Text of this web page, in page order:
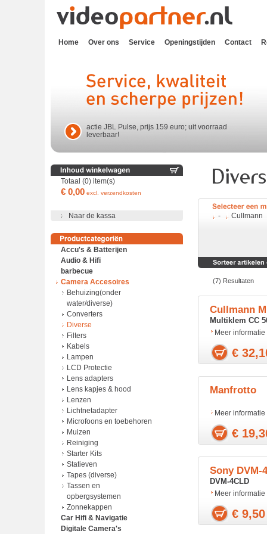
Home Over ons Service Openingstijden Contact
actie JBL Pulse, prijs 159 euro; uit voorraad
leverbaar!
Totaal (0) item(s)
€ 0,00 excl. verzendkosten
Naar de kassa
Accu's & Batterijen
Accu's en batterijen
Adapter
batterij lader
Batterijen
Laders
Power Bank
Voedingkabels
Audio & Hifi
Audio Tapes
Bluetooth speakers
CD/DVD/MiniDisc/Diverse
MEDIA
Compact hifi-systeem
DAT recording tape
Dictafoon
Discman CD/MP3
Earphone
HDMI
Home Cinema Sets
Hoofdtelefoons
Kabels
Klokken en wekkers
Luidsprekers
Microfoons en toebehoren
MP3 speler Accessoires
MP3 spelers
Radio's
Receivers
Soundbars
Tassen en
opbergsystemen
Voedingkabels
barbecue
BBQ
Camera Accesoires
Behuizing(onder
water/diverse)
Converters
Diverse
Filters
Kabels
Lampen
LCD Protectie
Lens adapters
Lens kapjes & hood
Lenzen
Lichtnetadapter
Microfoons en toebehoren
Muizen
Reiniging
Starter Kits
Statieven
Tapes (diverse)
Tassen en
opbergsystemen
Zonnekappen
Car Hifi & Navigatie
Laders
Digitale Camera's
- Cullmann
(7) Resultaten
Cullmann
Multiklem CC
Meer informatie
€
Manfrotto
Meer informatie
€
Sony DVM-
DVM-4CLD
Meer informatie
€ 9,50